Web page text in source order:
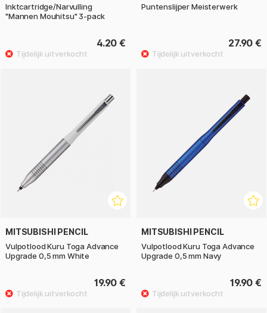
Inktcartridge/Narvulling
"Mannen Mouhitsu" 3-pack
4.20 €
Puntenslijper Meisterwerk
27.90 €
MITSUBISHI PENCIL
Vulpotlood Kuru Toga Advance
Upgrade 0,5 mm White
19.90 €
MITSUBISHI PENCIL
Vulpotlood Kuru Toga Advance
Upgrade 0,5 mm Navy
19.90 €